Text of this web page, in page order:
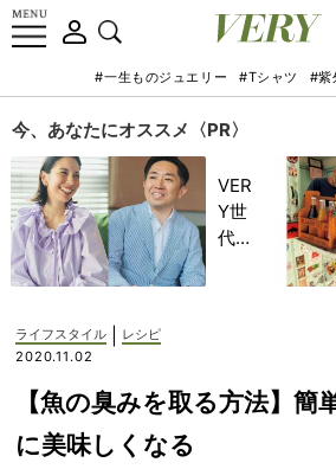
#一生ものジュエリー #Tシャツ #紫
今、あなたにオススメ〈PR〉
VER
Y世
代が
んと
考え
ライフスタイル
レシピ
2020.11.02
【魚の臭みを取る方法】簡
に美味しくなる